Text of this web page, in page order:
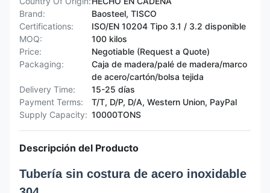
Brand:
Baosteel, TISCO
Certifications:
ISO/EN 10204 Tipo 3.1 / 3.2 disponible
MOQ:
100 kilos
Price:
Negotiable (Request a Quote)
Packaging:
Caja de madera/palé de madera/marco
de acero/cartón/bolsa tejida
Delivery Time:
15-25 días
Payment Terms:
T/T, D/P, D/A, Western Union, PayPal
Supply Capacity: 10000TONS
Descripción del Producto
Tubería sin costura de acero inoxidable